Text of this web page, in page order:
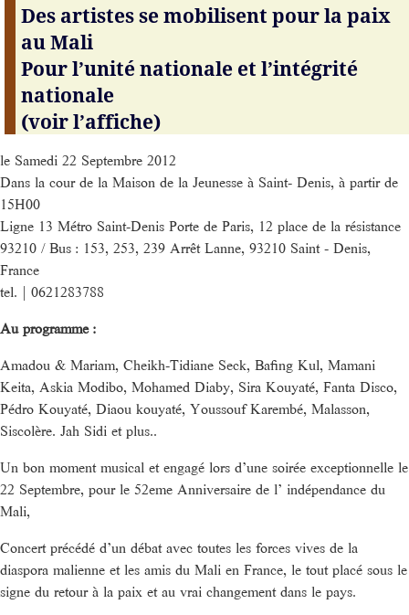
Des artistes se mobilisent pour la paix
au Mali
Pour l’unité nationale et l’intégrité
nationale
(voir l’affiche)
le Samedi 22 Septembre 2012
Dans la cour de la Maison de la Jeunesse à Saint- Denis, à partir de
15H00
Ligne 13 Métro Saint-Denis Porte de Paris, 12 place de la résistance
93210 / Bus : 153, 253, 239 Arrêt Lanne, 93210 Saint - Denis,
France
tel. | 0621283788
Au programme :
Amadou & Mariam, Cheikh-Tidiane Seck, Bafing Kul, Mamani
Keita, Askia Modibo, Mohamed Diaby, Sira Kouyaté, Fanta Disco,
Pédro Kouyaté, Diaou kouyaté, Youssouf Karembé, Malasson,
Siscolère. Jah Sidi et plus..
Un bon moment musical et engagé lors d’une soirée exceptionnelle le
22 Septembre, pour le 52eme Anniversaire de l’ indépendance du
Mali,
Concert précédé d’un débat avec toutes les forces vives de la
diaspora malienne et les amis du Mali en France, le tout placé sous le
signe du retour à la paix et au vrai changement dans le pays.